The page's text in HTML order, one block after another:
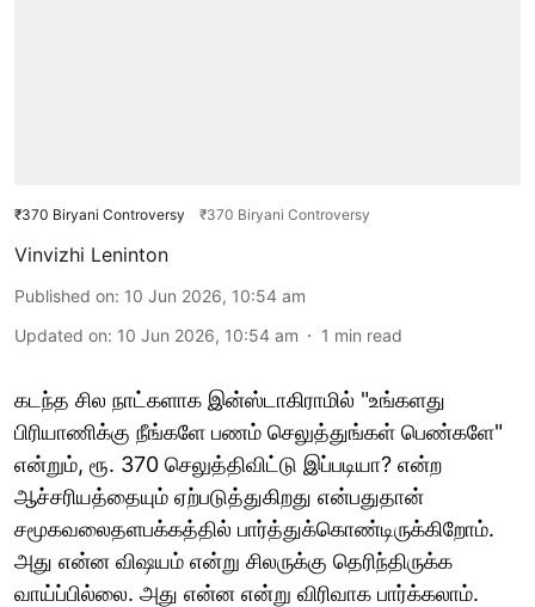
₹370 Biryani Controversy ₹370 Biryani Controversy
Vinvizhi Leninton
Published on: 10 Jun 2026, 10:54 am
Updated on: 10 Jun 2026, 10:54 am 1 min read
கடந்த சில நாட்களாக இன்ஸ்டாகிராமில் "உங்களது
பிரியாணிக்கு நீங்களே பணம் செலுத்துங்கள் பெண்களே"
என்றும், ரூ. 370 செலுத்திவிட்டு இப்படியா? என்ற
ஆச்சரியத்தையும் ஏற்படுத்துகிறது என்பதுதான்
சமூகவலைதளபக்கத்தில் பார்த்துக்கொண்டிருக்கிறோம்.
அது என்ன விஷயம் என்று சிலருக்கு தெரிந்திருக்க
வாய்ப்பில்லை. அது என்ன என்று விரிவாக பார்க்கலாம்.